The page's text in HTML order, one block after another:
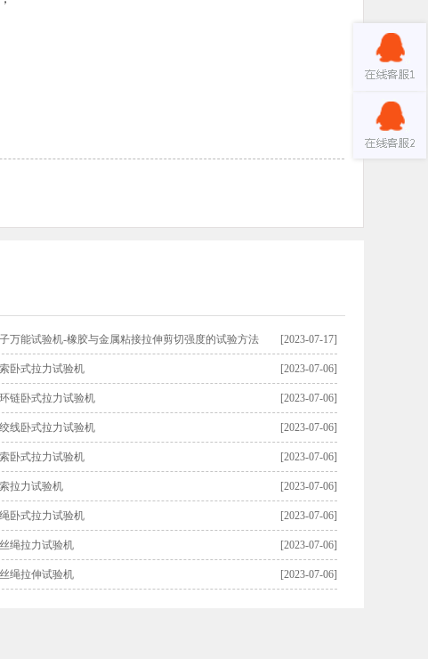
[2023-07-17]
万能试验机-橡胶与金属粘接拉伸剪切强度的试验方法
[2023-07-06]
卧式拉力试验机
[2023-07-06]
链卧式拉力试验机
[2023-07-06]
线卧式拉力试验机
[2023-07-06]
卧式拉力试验机
[2023-07-06]
拉力试验机
[2023-07-06]
卧式拉力试验机
[2023-07-06]
绳拉力试验机
[2023-07-06]
绳拉伸试验机